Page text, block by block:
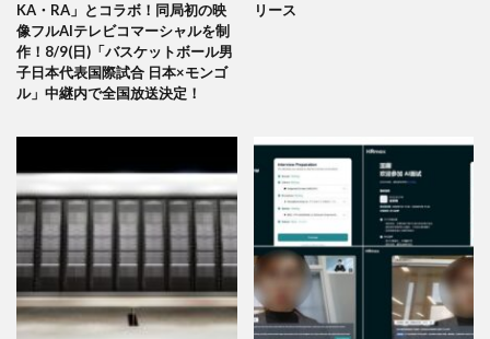
KA・RA」とコラボ！同局初の映
像フルAIテレビコマーシャルを制
作！8/9(日)「バスケットボール男
子日本代表国際試合 日本×モンゴ
ル」中継内で全国放送決定！
リース